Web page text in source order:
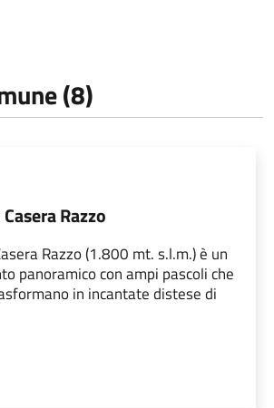
(8)
Razzo
Razzo (1.800 mt. s.l.m.) è un
panoramico con ampi pascoli che
in incantate distese di